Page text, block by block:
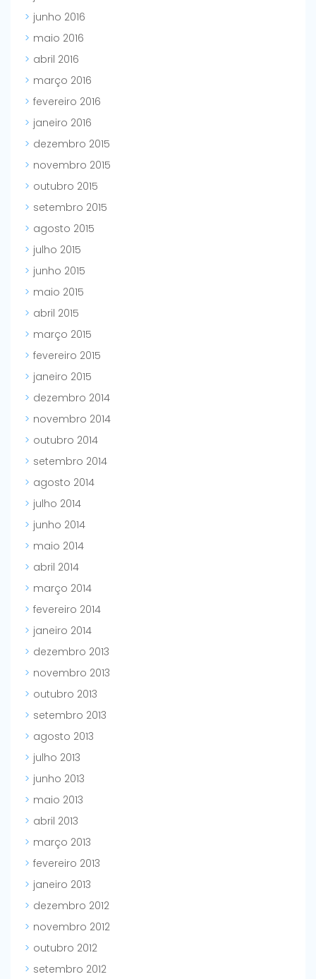
junho 2016
maio 2016
abril 2016
março 2016
fevereiro 2016
janeiro 2016
dezembro 2015
novembro 2015
outubro 2015
setembro 2015
agosto 2015
julho 2015
junho 2015
maio 2015
abril 2015
março 2015
fevereiro 2015
janeiro 2015
dezembro 2014
novembro 2014
outubro 2014
setembro 2014
agosto 2014
julho 2014
junho 2014
maio 2014
abril 2014
março 2014
fevereiro 2014
janeiro 2014
dezembro 2013
novembro 2013
outubro 2013
setembro 2013
agosto 2013
julho 2013
junho 2013
maio 2013
abril 2013
março 2013
fevereiro 2013
janeiro 2013
dezembro 2012
novembro 2012
outubro 2012
setembro 2012